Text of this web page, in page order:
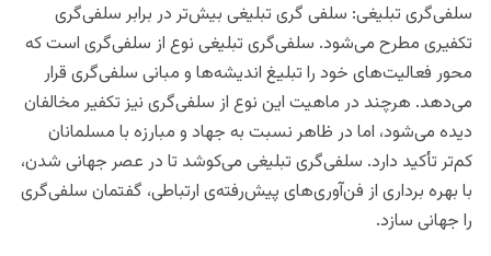
سلفی‌گری تبلیغی: سلفی گری تبلیغی بیش‌تر در برابر سلفی‌گری
تکفیری مطرح می‌شود. سلفی‌گری تبلیغی نوع از سلفی‌گری است که
محور فعالیت‌های خود را تبلیغ اندیشه‌ها و مبانی سلفی‌گری قرار
می‌دهد. هرچند در ماهیت این نوع از سلفی‌گری‌ نیز تکفیر مخالفان
دیده می‌شود، اما در ظاهر نسبت به جهاد و مبارزه با مسلمانان
کم‌تر تأکید دارد. سلفی‌گری تبلیغی می‌کوشد تا در عصر جهانی شدن،
با بهر‌ه ‌برداری از فن‌آوری‌های پیش‌رفته‌ی ارتباطی، گفتمان سلفی‌گری
را جهانی ‌سازد.